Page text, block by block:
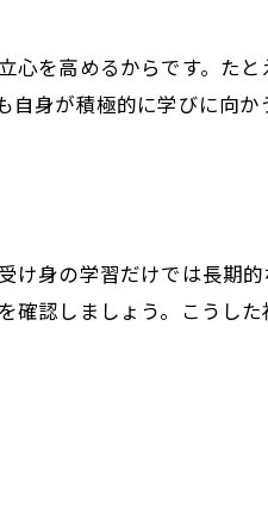
心を高めるからです。たと
自身が積極的に学びに向か
け身の学習だけでは長期
確認しましょう。こうした